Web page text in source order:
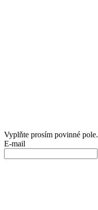
Vyplňte prosím povinné pole.
E-mail